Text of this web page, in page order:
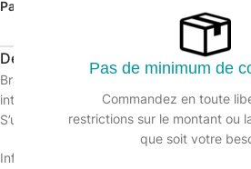
Pas de minimum de
Commandez en toute
restrictions sur le montant ou
que soit votre
Partager:
Description
Bras de balayage ciseaux pour le
intérieurs (couloirs, halls…). Armature
S’utilise avec 2 franges de 1m et un
Informations sur le produit :